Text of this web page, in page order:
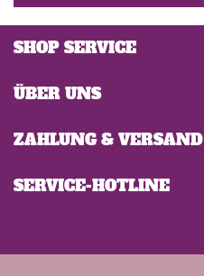
SERVICE-HOTLINE
SHOP SERVICE
ÜBER UNS
ZAHLUNG & VERSAND